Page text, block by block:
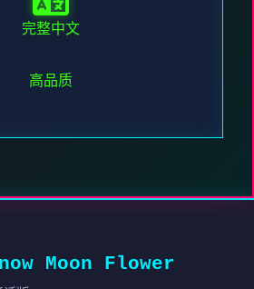
完整中文
高品质
Moon Flower